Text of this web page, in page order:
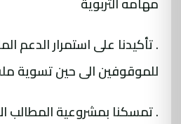
. تأكيدنا على استمرار الدعم
للموقوفين الى حين تسوية
. تمسكنا بمشروعية المطالب